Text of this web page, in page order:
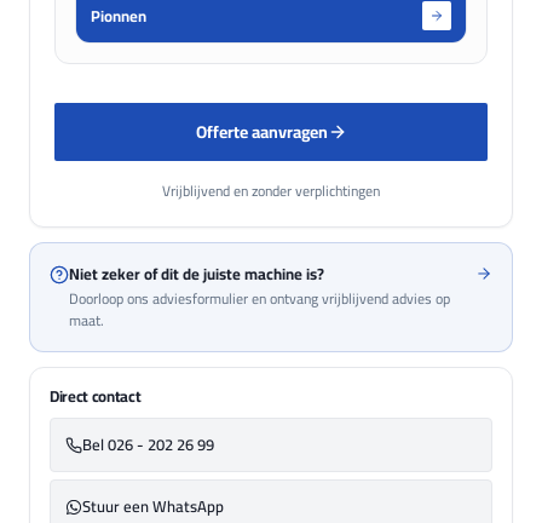
Pionnen
Offerte aanvragen
Vrijblijvend en zonder verplichtingen
Niet zeker of dit de juiste machine is?
Doorloop ons adviesformulier en ontvang vrijblijvend advies op
maat.
Direct contact
Bel 026 - 202 26 99
Stuur een WhatsApp